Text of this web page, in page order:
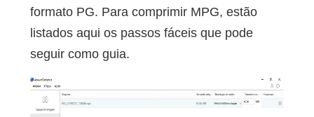
formato PG. Para comprimir MPG, estão
listados aqui os passos fáceis que pode
seguir como guia.